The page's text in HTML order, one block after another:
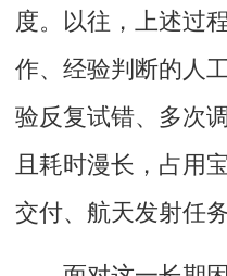
度。以往，上述过
作、经验判断的人
验反复试错、多次
且耗时漫长，占用
交付、航天发射任务